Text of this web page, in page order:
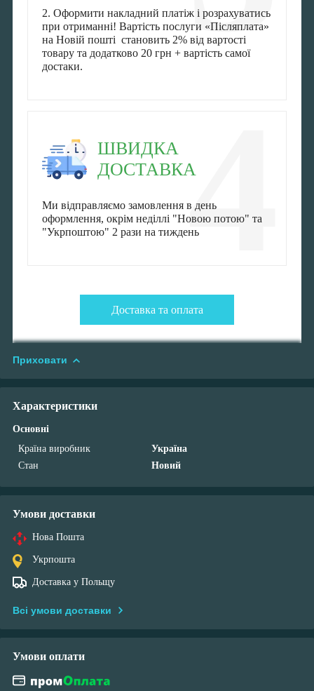
2. Оформити накладний платіж і розрахуватись
при отриманні! Вартість послуги «Післяплата»
на Новій пошті становить 2% від вартості
товару та додатково 20 грн + вартість самої
достаки.
4
ШВИДКА
ДОСТАВКА
Ми відправляємо замовлення в день
оформлення, окрім неділлі "Новою потою" та
"Укрпоштою" 2 рази на тиждень
Доставка та оплата
Приховати
Характеристики
Основні
Країна виробник
Україна
Стан
Новий
Умови доставки
Нова Пошта
Укрпошта
Доставка у Польщу
Всі умови доставки
Умови оплати